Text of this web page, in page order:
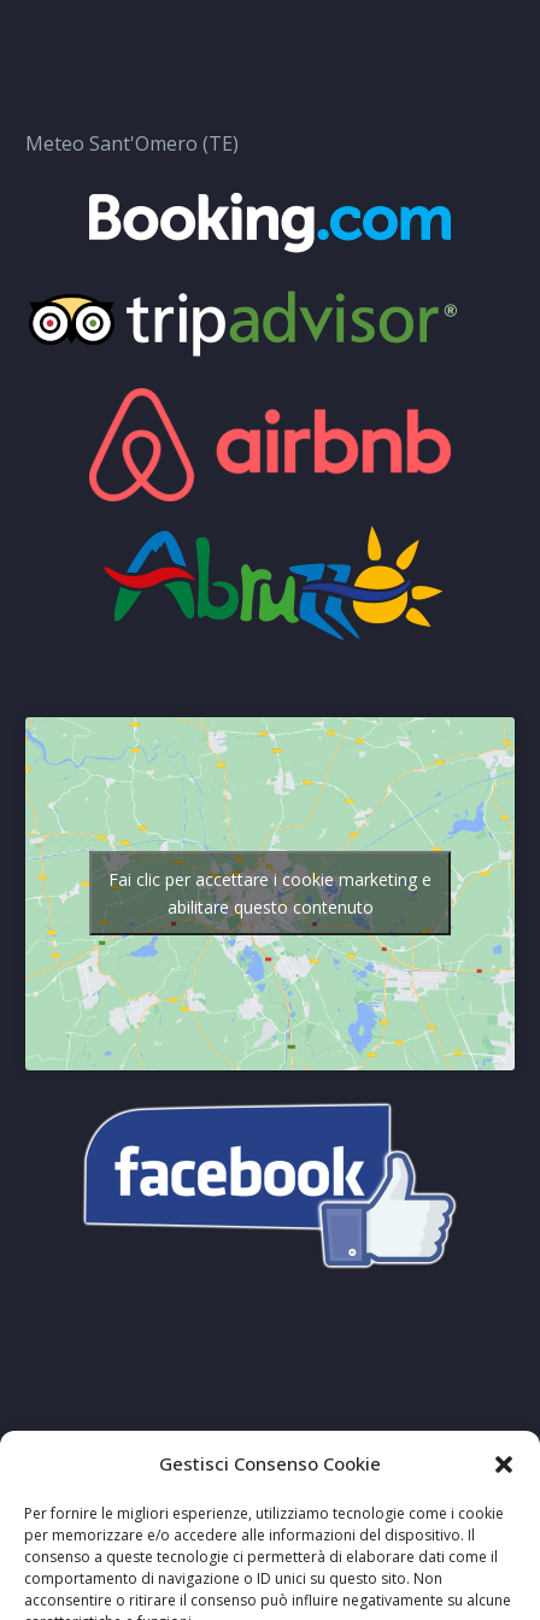
Gestisci Consenso Cookie
Per fornire le migliori esperienze, utilizziamo tecnologie come i cookie
per memorizzare e/o accedere alle informazioni del dispositivo. Il
consenso a queste tecnologie ci permetterà di elaborare dati come il
comportamento di navigazione o ID unici su questo sito. Non
acconsentire o ritirare il consenso può influire negativamente su alcune
Meteo Sant'Omero (TE)
Fai clic per accettare i cookie marketing e
abilitare questo contenuto